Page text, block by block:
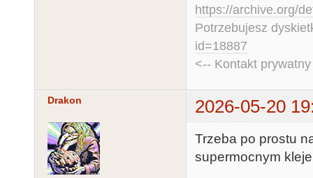
https://archive.org/
Potrzebujesz
id=18887
<-- Kontakt
Drakon 2026-05-20
Trzeba po prostu
supermocnym